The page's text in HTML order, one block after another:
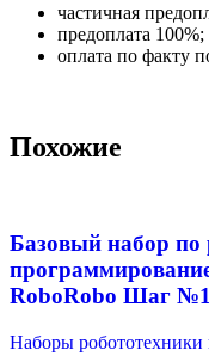
частичная
предоплата 100%;
оплата по факту
Похожие
Базовый набор по
RoboRobo Шаг №1
Наборы робототехники